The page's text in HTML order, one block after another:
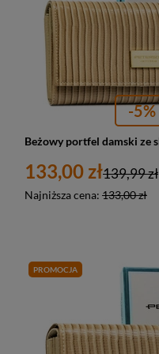
-5%
133,00 zł
Najniższa cena: 133,00 zł
139,99 zł
PROMOCJA